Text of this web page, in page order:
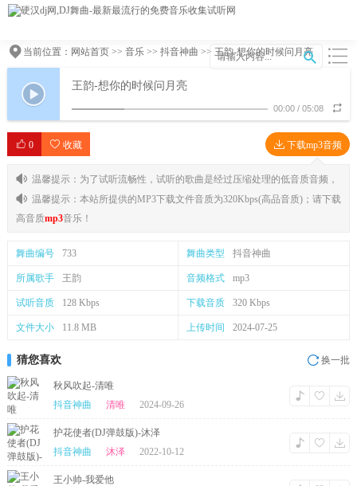
当前位置： 网站首页>> 音乐>> 抖音神曲 >> 王韵-想你的时候问月亮
王韵-想你的时候问月亮
00:00 /05:08
0 收藏 下载mp3音频
温馨提示：为了试听流畅性，试听的歌曲是经过压缩处理的低音质音频，
温馨提示：本站所提供的MP3下载文件音质为320Kbps(高品音质)；请下载
高音质mp3音乐！
舞曲编号 733 舞曲类型 抖音神曲
所属歌手 王韵 音频格式 mp3
试听音质 128 Kbps 下载音质 320 Kbps
文件大小 11.8 MB 上传时间 2024-07-25
猜您喜欢 换一批
秋风吹起-清唯
抖音神曲
清唯 2024-09-26
护花使者(DJ弹鼓版)-沐泽
抖音神曲
沐泽 2022-10-12
王小帅-我爱他